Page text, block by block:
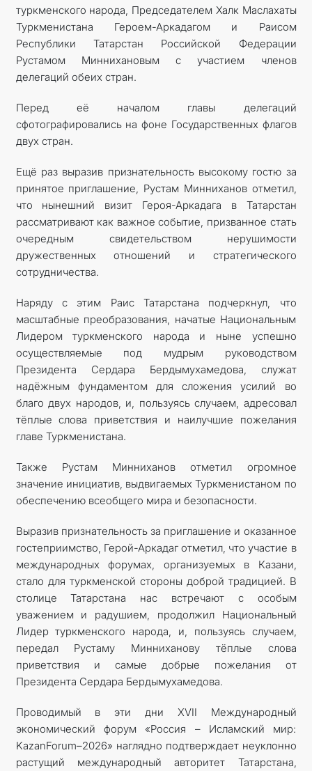
туркменского народа, Председателем Халк Маслахаты
Туркменистана Героем-Аркадагом и Раисом
Республики Татарстан Российской Федерации
Рустамом Миннихановым с участием членов
делегаций обеих стран.
Перед её началом главы делегаций
сфотографировались на фоне Государственных флагов
двух стран.
Ещё раз выразив признательность высокому гостю за
принятое приглашение, Рустам Минниханов отметил,
что нынешний визит Героя-Аркадага в Татарстан
рассматривают как важное событие, призванное стать
очередным свидетельством нерушимости
дружественных отношений и стратегического
сотрудничества.
Наряду с этим Раис Татарстана подчеркнул, что
масштабные преобразования, начатые Национальным
Лидером туркменского народа и ныне успешно
осуществляемые под мудрым руководством
Президента Сердара Бердымухамедова, служат
надёжным фундаментом для сложения усилий во
благо двух народов, и, пользуясь случаем, адресовал
тёплые слова приветствия и наилучшие пожелания
главе Туркменистана.
Также Рустам Минниханов отметил огромное
значение инициатив, выдвигаемых Туркменистаном по
обеспечению всеобщего мира и безопасности.
Выразив признательность за приглашение и оказанное
гостеприимство, Герой-Аркадаг отметил, что участие в
международных форумах, организуемых в Казани,
стало для туркменской стороны доброй традицией. В
столице Татарстана нас встречают с особым
уважением и радушием, продолжил Национальный
Лидер туркменского народа, и, пользуясь случаем,
передал Рустаму Минниханову тёплые слова
приветствия и самые добрые пожелания от
Президента Сердара Бердымухамедова.
Проводимый в эти дни XVII Международный
экономический форум «Россия – Исламский мир:
KazanForum–2026» наглядно подтверждает неуклонно
растущий международный авторитет Татарстана,